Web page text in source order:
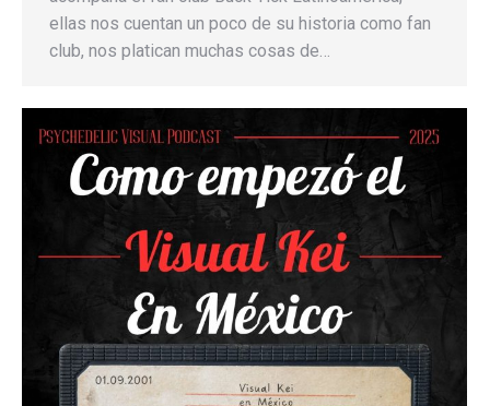
ellas nos cuentan un poco de su historia como fan
club, nos platican muchas cosas de…